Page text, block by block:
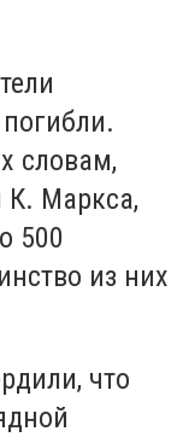
словам,
К. Маркса,
500
из них
что